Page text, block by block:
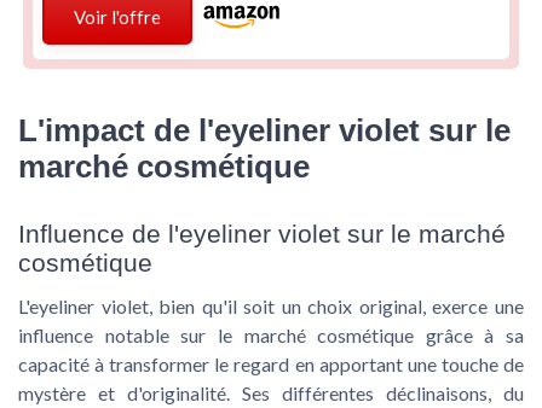
Voir l'offre
L'impact de l'eyeliner violet sur le
marché cosmétique
Influence de l'eyeliner violet sur le marché
cosmétique
L'eyeliner violet, bien qu'il soit un choix original, exerce une
influence notable sur le marché cosmétique grâce à sa
capacité à transformer le regard en apportant une touche de
mystère et d'originalité. Ses différentes déclinaisons, du